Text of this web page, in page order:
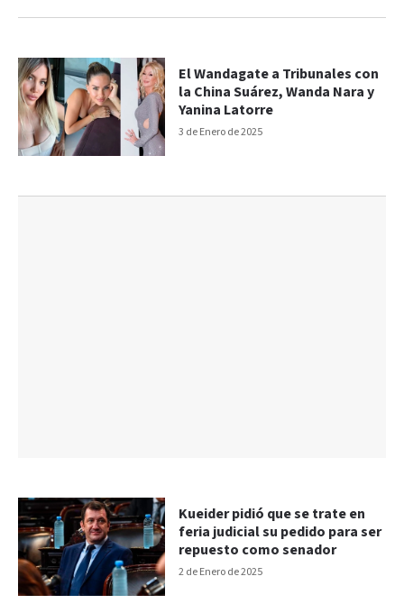
3 de Enero de 2025
El Wandagate a Tribunales con
la China Suárez, Wanda Nara y
Yanina Latorre
2 de Enero de 2025
Kueider pidió que se trate en
feria judicial su pedido para ser
repuesto como senador